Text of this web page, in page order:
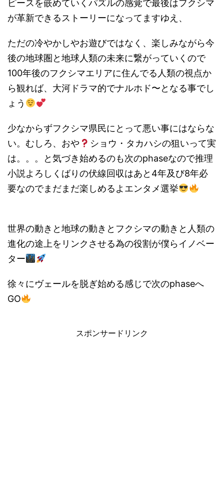
ピースを嵌めていくパズルの感覚で最後はフクシマ
が革新できるストーリーになってますゆえ、
ただの冷やかしやお遊びではなく、楽しみながら今
後の地球圏と地球人類の未来に繋がっていくので
100年後のフクシマエリアに住んでる人類の視点か
ら観れば、大河ドラマ的でナルホド〜となる事でし
ょう
少なからずフクシマ県民にとって悪い事にはならな
い。むしろ、おや
ショウ・タカハシの狙いって実
は。。。と気づき始めるのも次のphaseなので推理
小説よろしくばりの伏線回収はあと4年及び8年必
要なのでまだまだ楽しめるよエンタメ選挙
世界の動きと地球の動きとフクシマの動きと人類の
進化の途上をリンクさせる為の役割が僕らイノベー
ター
徐々にヴェールを脱ぎ始める感じで次のphaseへ
GO
スポンサードリンク